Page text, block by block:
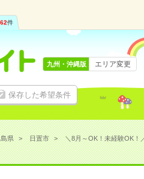
件
保存した希望条件
九州・沖縄版 エリア変更
県 日置市 ＼8月～OK！未経験OK！